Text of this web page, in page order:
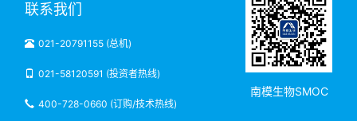
联系我们
021-20791155 (总机)
021-58120591 (投资者热线)
400-728-0660 (订购/技术热线)
南模生物SMOC